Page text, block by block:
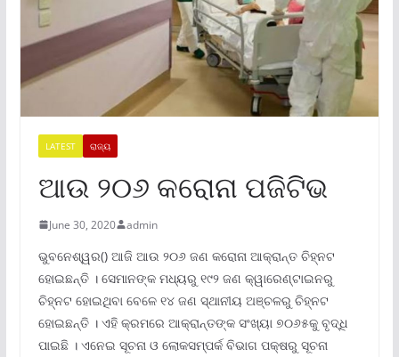
LATEST ରାଜ୍ୟ
ଆଉ ୨୦୬ କରୋନା ପଜିଟିଭ
June 30, 2020 admin
ଭୁବନେଶ୍ୱର() ଆଜି ଆଉ ୨୦୬ ଜଣ କରୋନା ଆକ୍ରାନ୍ତ ଚିହ୍ନଟ
ହୋଇଛନ୍ତି । ସେମାନଙ୍କ ମଧ୍ୟରୁ ୧୯୨ ଜଣ କ୍ୱାରେଣ୍ଟାଇନରୁ
ଚିହ୍ନଟ ହୋଇଥିବା ବେଳେ ୧୪ ଜଣ ସ୍ଥାନୀୟ ଅଞ୍ଚଳରୁ ଚିହ୍ନଟ
ହୋଇଛନ୍ତି । ଏହି କ୍ରମରେ ଆକ୍ରାନ୍ତଙ୍କ ସଂଖ୍ୟା ୭୦୬୫କୁ ବୃଦ୍ଧି
ପାଇଛି । ଏନେଇ ସୂଚନା ଓ ଲୋକସମ୍ପର୍କ ବିଭାଗ ପକ୍ଷରୁ ସୂଚନା